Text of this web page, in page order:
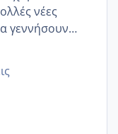
νέες
γεννήσουν
Να πάρουν
τους